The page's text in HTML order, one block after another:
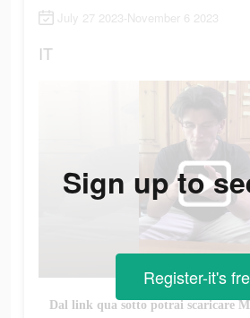
July 27 2023-November 6 2023
IT
Sign up to
Register-it's